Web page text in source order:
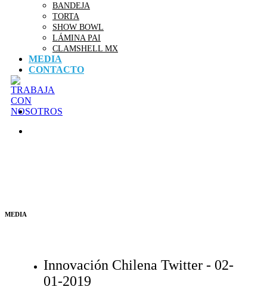
BANDEJA
TORTA
SHOW BOWL
LÁMINA PAI
CLAMSHELL MX
MEDIA
CONTACTO
MEDIA
Innovación Chilena Twitter - 02-
01-2019